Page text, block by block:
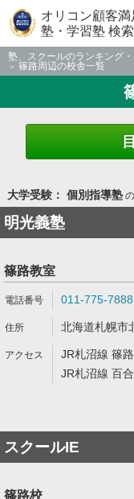
オリコン顧客
塾・学習塾 検索
塾、スクールのランキング
篠路周辺の校舎一覧
大学受験： 個別指導塾
明光義塾
篠路教室
011-775-7888
北海道札幌市
JR札沼線 篠
JR札沼線 百
スクールIE
篠路校